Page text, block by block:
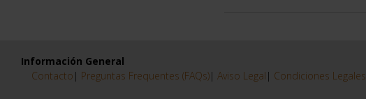
Información General
Contacto | Preguntas Frequentes (FAQs)| Aviso Legal | Condiciones Legales